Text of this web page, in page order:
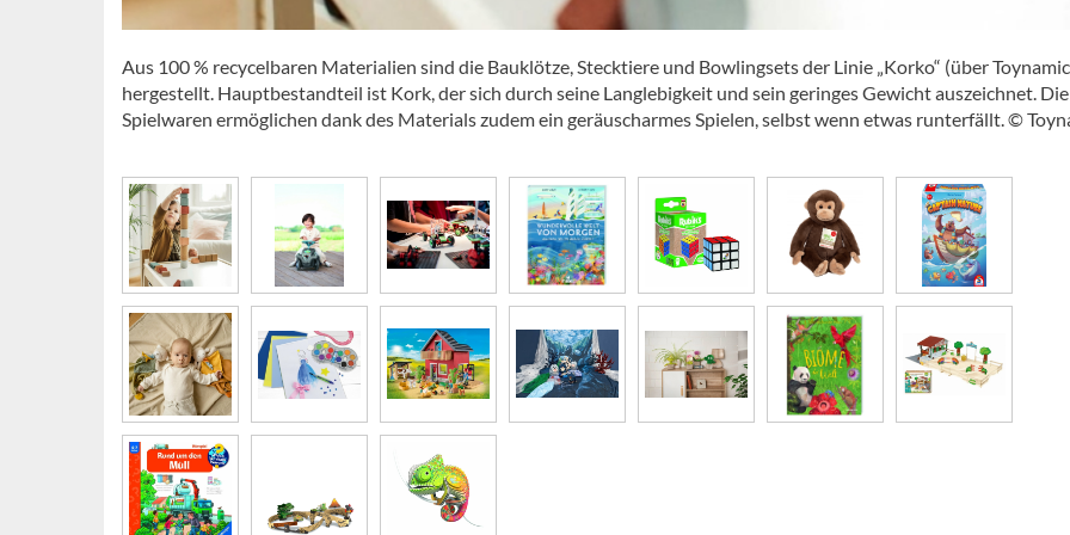
Aus 100 % recycelbaren Materialien sind die Bauklötze, Stecktiere und Bowlingsets der Linie „Korko“ (über
hergestellt. Hauptbestandteil ist Kork, der sich durch seine Langlebigkeit und sein geringes Gewicht auszeichnet. Die
Spielwaren ermöglichen dank des Materials zudem ein geräuscharmes Spielen, selbst wenn etwas runterfällt. ©